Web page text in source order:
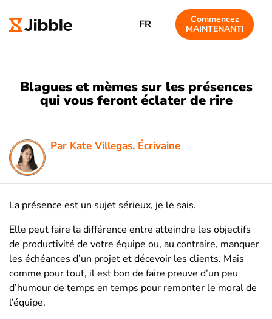
FR
Commencez
MAINTENANT!
Blagues et mèmes sur les présences
qui vous feront éclater de rire
Par Kate Villegas, Écrivaine
La présence est un sujet sérieux, je le sais.
Elle peut faire la différence entre atteindre les objectifs
de productivité de votre équipe ou, au contraire, manquer
les échéances d’un projet et décevoir les clients. Mais
comme pour tout, il est bon de faire preuve d’un peu
d’humour de temps en temps pour remonter le moral de
l’équipe.